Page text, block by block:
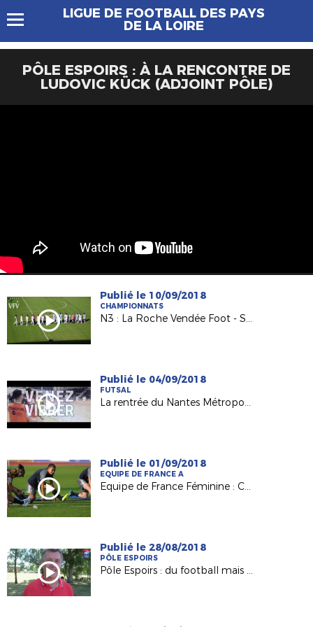
LIGUE DE FOOTBALL DES PAYS
DE LA LOIRE
PÔLE ESPOIRS : À LA RENCONTRE DE
LUDOVIC KÜCK (ADJOINT PÔLE)
Publié le 10/09/2018
CHAMPIONNATS
N3 : La Roche Vendée Foot - Saint-Nazaire AF - 08.09.2018
Publié le 04/09/2018
FUTSAL
La rentrée du Nantes Métropole Futsal le 15/09 !
Publié le 01/09/2018
EQUIPE DE FRANCE A
Equipe de France Féminine : Clara Matéo, grande première en A !
Publié le 28/08/2018
PÔLE ESPOIRS
Pôle Espoirs : du football mais pas seulement !